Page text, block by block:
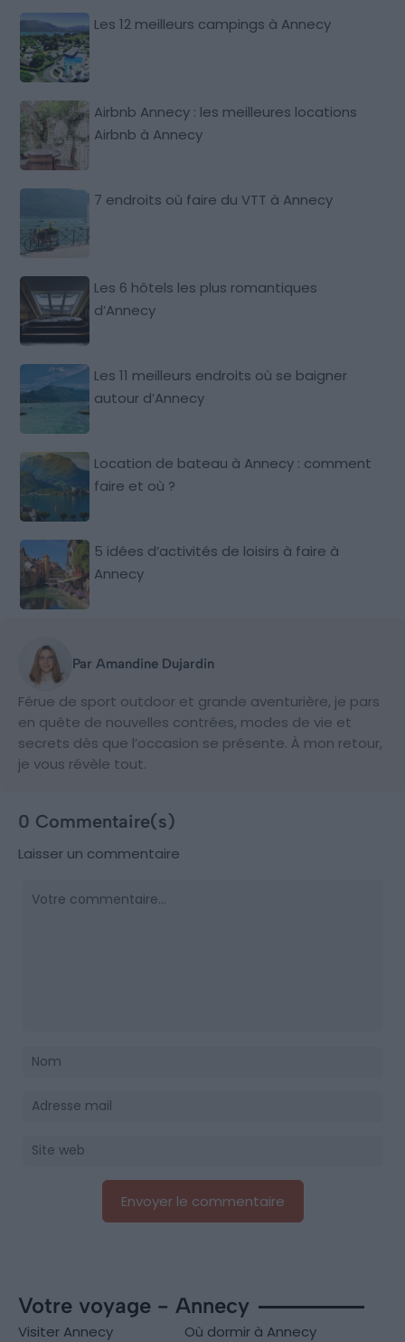
Les 12 meilleurs campings à Annecy
Airbnb Annecy : les meilleures locations
Airbnb à Annecy
7 endroits où faire du VTT à Annecy
Les 6 hôtels les plus romantiques
d’Annecy
Les 11 meilleurs endroits où se baigner
autour d’Annecy
Location de bateau à Annecy : comment
faire et où ?
5 idées d’activités de loisirs à faire à
Annecy
Par Amandine Dujardin
Férue de sport outdoor et grande aventurière, je pars
en quête de nouvelles contrées, modes de vie et
secrets dès que l’occasion se présente. À mon retour,
je vous révèle tout.
0 Commentaire(s)
Laisser un commentaire
Votre voyage - Annecy
Visiter Annecy
Où dormir à Annecy